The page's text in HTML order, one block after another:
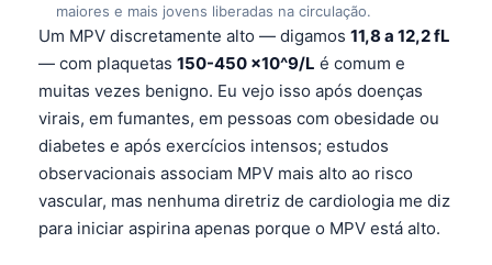
maiores e mais jovens liberadas na circulação.
Um MPV discretamente alto — digamos 11,8 a 12,2 fL
— com plaquetas 150-450 ×10^9/L é comum e
muitas vezes benigno. Eu vejo isso após doenças
virais, em fumantes, em pessoas com obesidade ou
diabetes e após exercícios intensos; estudos
observacionais associam MPV mais alto ao risco
vascular, mas nenhuma diretriz de cardiologia me diz
para iniciar aspirina apenas porque o MPV está alto.